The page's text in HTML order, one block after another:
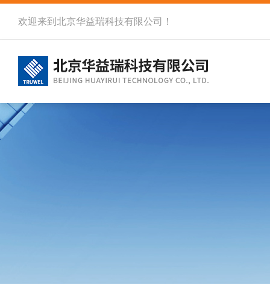
欢迎来到北京华益瑞科技有限公司！